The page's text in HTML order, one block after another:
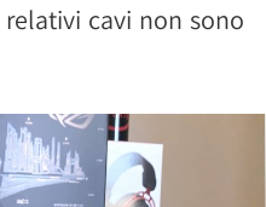
cavi non sono